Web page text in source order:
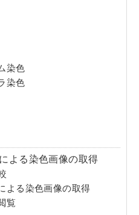
染色
染色
よる染色画像の取得
る染色画像の取得
覧